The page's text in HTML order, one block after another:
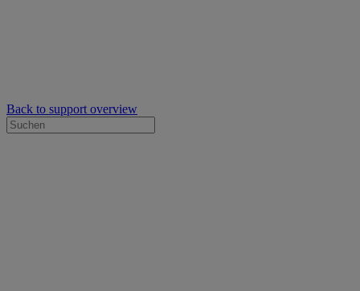
Back to support overview